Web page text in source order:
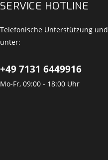
SERVICE HOTLINE
Telefonische Unterstützung
unter:
+49 7131 6449916
Mo-Fr, 09:00 - 18:00 Uhr